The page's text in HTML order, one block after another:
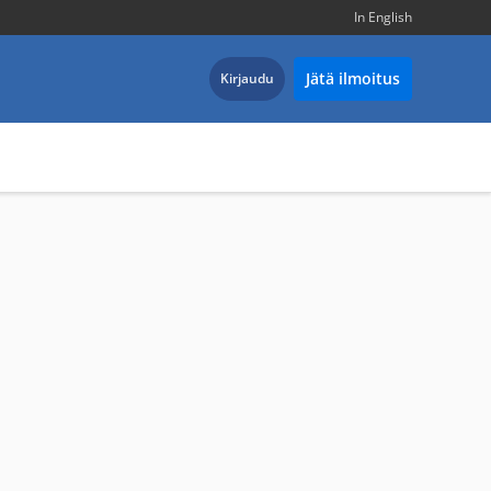
In English
Kirjaudu Jätä ilmoitus